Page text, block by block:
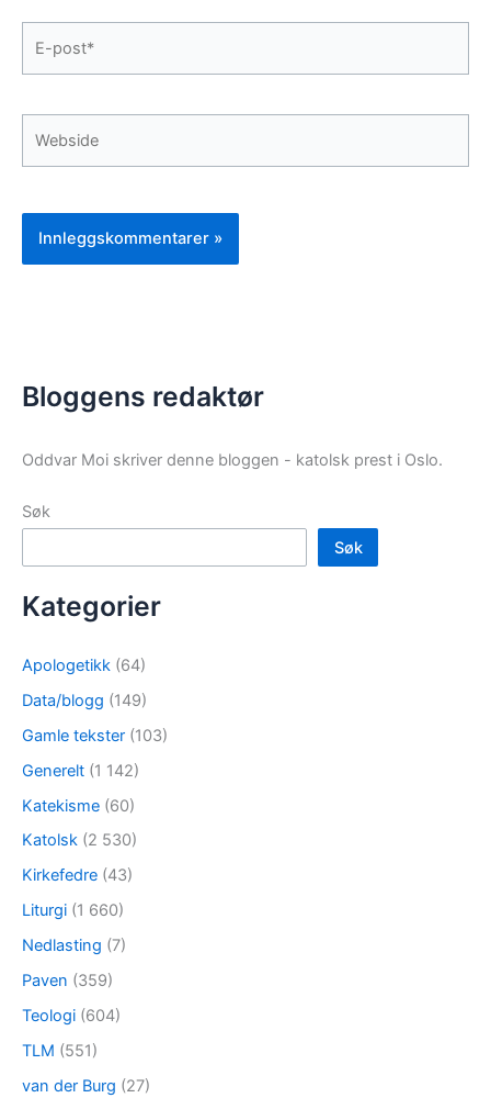
post*
Bloggens redaktør
Oddvar Moi skriver denne bloggen - katolsk prest i Oslo.
Søk
Søk
Kategorier
Apologetikk (64)
Data/blogg (149)
Gamle tekster (103)
Generelt (1 142)
Katekisme (60)
Katolsk (2 530)
Kirkefedre (43)
Liturgi (1 660)
Nedlasting (7)
Paven (359)
Teologi (604)
TLM (551)
van der Burg (27)